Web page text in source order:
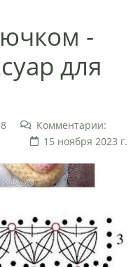
-
для
Комментарии:
15 ноября 2023 г.